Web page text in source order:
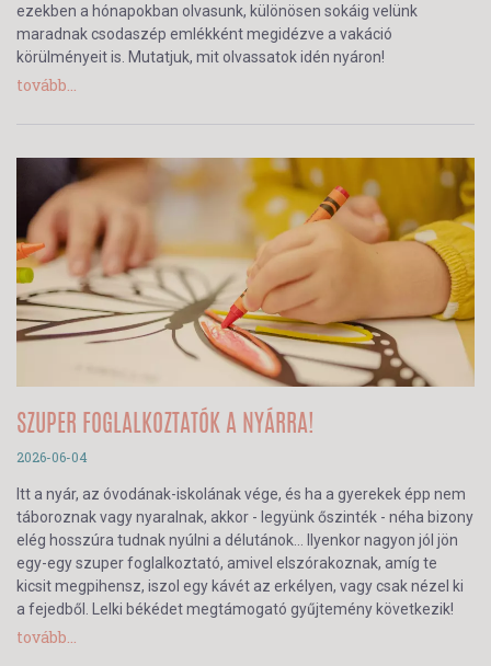
ezekben a hónapokban olvasunk, különösen sokáig velünk
maradnak csodaszép emlékként megidézve a vakáció
körülményeit is. Mutatjuk, mit olvassatok idén nyáron!
tovább...
SZUPER FOGLALKOZTATÓK A NYÁRRA!
2026-06-04
Itt a nyár, az óvodának-iskolának vége, és ha a gyerekek épp nem
táboroznak vagy nyaralnak, akkor - legyünk őszinték - néha bizony
elég hosszúra tudnak nyúlni a délutánok… Ilyenkor nagyon jól jön
egy-egy szuper foglalkoztató, amivel elszórakoznak, amíg te
kicsit megpihensz, iszol egy kávét az erkélyen, vagy csak nézel ki
a fejedből. Lelki békédet megtámogató gyűjtemény következik!
tovább...